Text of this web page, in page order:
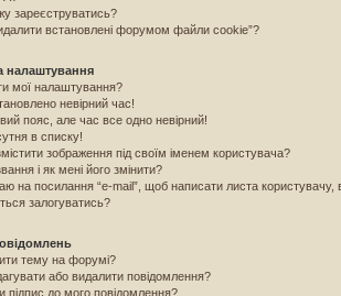
зареєструватись?
встановлені форумом файли cookie”?
налаштування
мої налаштування?
невірний час!
пояс, але час все одно невірний!
в списку!
зображення під своїм іменем користувача?
і як мені його змінити?
на посилання “e-mail”, щоб написати листа користувачу,
залогуватись?
тему на форумі?
або видалити повідомлення?
підпис до мого повідомлення?